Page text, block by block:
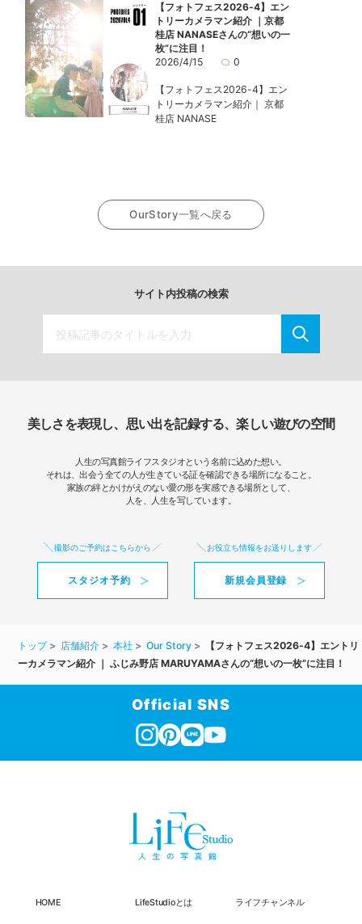
【フォトフェス2026-4】エン
トリーカメラマン紹介 ｜京都
桂店 NANASEさんの“想いの一
枚”に注目！
2026/4/15
0
【フォトフェス2026-4】エン
トリーカメラマン紹介｜ 京都
桂店 NANASE
OurStory一覧へ戻る
サイト内投稿の検索
美しさを表現し、思い出を記録する、楽しい遊びの空間
人生の写真館ライフスタジオという名前に込めた想い。
それは、出会う全ての人が生きている証を確認できる場所になること。
家族の絆とかけがえのない愛の形を実感できる場所として、
人を、人生を写しています。
撮影のご予約はこちらから
スタジオ予約
お役立ち情報をお送りします
新規会員登録
トップ 店舗紹介 本社 Our Story
【フォトフェス2026-4】エントリ
ーカメラマン紹介 ｜ ふじみ野店 MARUYAMAさんの“想いの一枚”に注目！
Official SNS
HOME LifeStudioとは ライフチャンネル